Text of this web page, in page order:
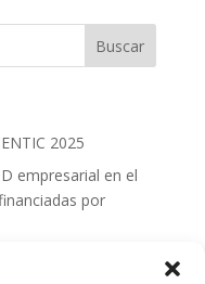
2025
empresarial en el
por